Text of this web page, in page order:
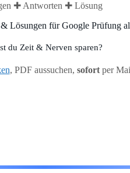
✚ Antworten ✚ Lösung
Lösungen für Google Prüfung
du Zeit & Nerven sparen?
, PDF aussuchen, sofortper